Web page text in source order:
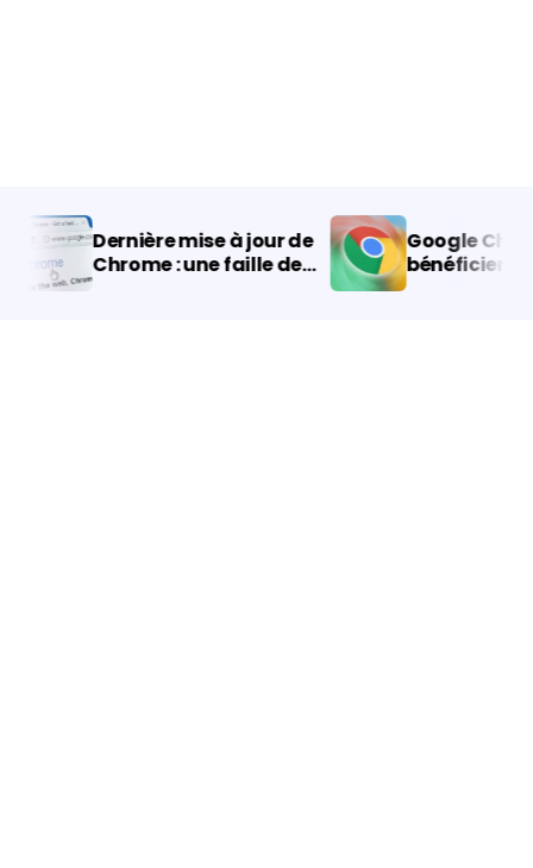
Dernière mise à jour de
Chrome : une faille de
sécurité critique
Google Chrome
bénéficiera de
du mode